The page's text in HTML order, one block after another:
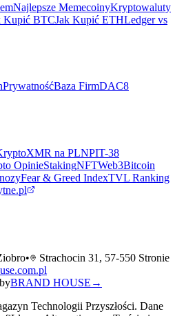
Najlepsze MemecoinyKryptowaluty
Kupić BTCJak Kupić ETHLedger vs
PrywatnośćBaza FirmDAC8
XMR na PLNPIT-38
OpinieStakingNFTWeb3Bitcoin
Fear & Greed IndexTVL Ranking
•
Strachocin 31, 57-550 Stronie
BRAND HOUSE →
Technologii Przyszłości. Dane